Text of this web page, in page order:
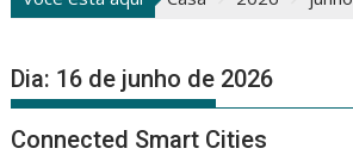
Dia: 16 de junho de 2026
Connected Smart Cities